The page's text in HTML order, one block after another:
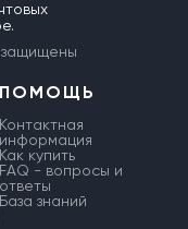
ПОМОЩЬ
Контактная
информация
Как купить
FAQ - вопросы и
ответы
База знаний